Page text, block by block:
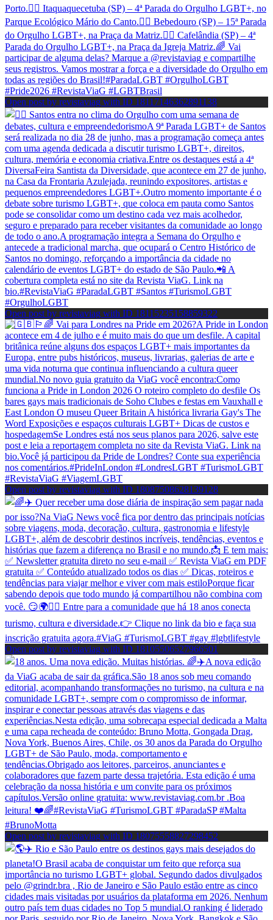
Open post by revistaviag with ID 18117146362891138
Open post by revistaviag with ID 18115235158859322
Open post by revistaviag with ID 18087508628139128
Open post by revistaviag with ID 18105506527966501
Open post by revistaviag with ID 18075558827298452